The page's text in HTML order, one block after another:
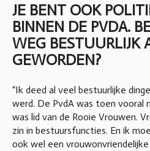
JE BENT OOK
BINNEN DE PVDA.
WEG BESTUURLIJK
GEWORDEN?
“Ik deed al veel bestuurlijke
werd. De PvdA was toen vooral
was lid van de Rooie Vrouwen.
zin in bestuursfuncties. En ik
ook wel een